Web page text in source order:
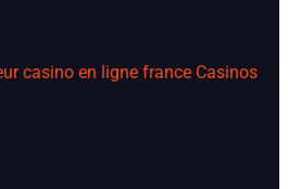
casino en ligne france Casinos